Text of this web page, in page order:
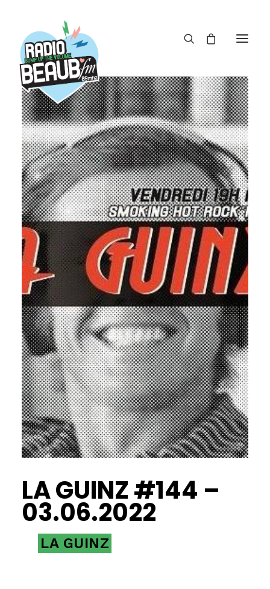
ACTUS
REPLAY
ÉMISSIONS
BOUTIQUE
LA GUINZ #144 –
03.06.2022
LA GUINZ